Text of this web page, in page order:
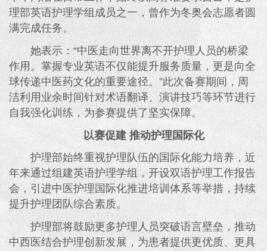
理部英语护理学组成员之一，曾作为冬奥会志愿者圆
满完成任务。
她表示：“中医走向世界离不开护理人员的桥梁
作用。掌握专业英语不仅能提升服务质量，更是向全
球传递中医药文化的重要途径。”此次备赛期间，周
洁利用业余时间针对术语翻译、演讲技巧等环节进行
自我强化训练，为参赛提供了坚实保障。
以赛促建 推动护理国际化
护理部始终重视护理队伍的国际化能力培养，近
年来通过组建英语护理学组，开设双语护理工作报告
会，引进中医护理国际化推进培训体系等举措，持续
提升护理团队综合素质。
护理部将鼓励更多护理人员突破语言壁垒，推动
中西医结合护理创新发展，为患者提供更优质、更具